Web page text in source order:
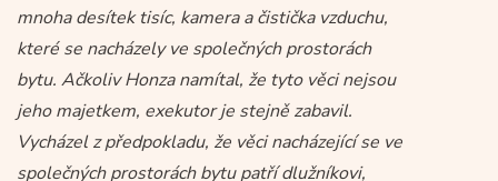
mnoha desítek tisíc, kamera a čistička vzduchu,
které se nacházely ve společných prostorách
bytu. Ačkoliv Honza namítal, že tyto věci nejsou
jeho majetkem, exekutor je stejně zabavil.
Vycházel z předpokladu, že věci nacházející se ve
společných prostorách bytu patří dlužníkovi,